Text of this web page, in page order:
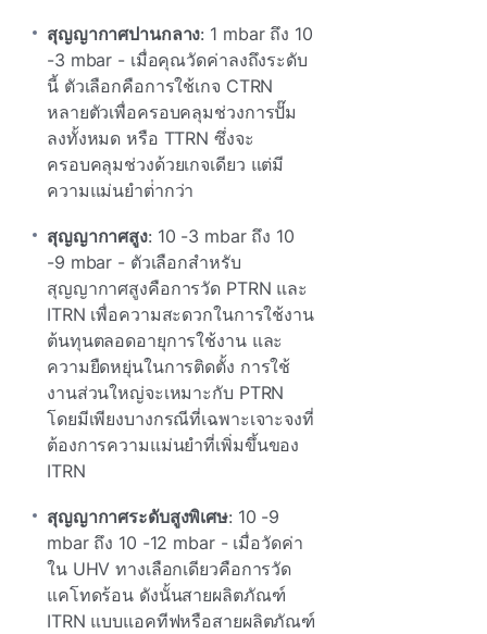
สุญญากาศปานกลาง: 1 mbar ถึง 10
-3 mbar - เมื่อคุณวัดค่าลงถึงระดับ
นี้ ตัวเลือกคือการใช้เกจ CTRN
หลายตัวเพื่อครอบคลุมช่วงการปั๊ม
ลงทั้งหมด หรือ TTRN ซึ่งจะ
ครอบคลุมช่วงด้วยเกจเดียว แต่มี
ความแม่นยําต่ํากว่า
สุญญากาศสูง: 10 -3 mbar ถึง 10
-9 mbar - ตัวเลือกสําหรับ
สุญญากาศสูงคือการวัด PTRN และ
ITRN เพื่อความสะดวกในการใช้งาน
ต้นทุนตลอดอายุการใช้งาน และ
ความยืดหยุ่นในการติดตั้ง การใช้
งานส่วนใหญ่จะเหมาะกับ PTRN
โดยมีเพียงบางกรณีที่เฉพาะเจาะจงที่
ต้องการความแม่นยําที่เพิ่มขึ้นของ
ITRN
สุญญากาศระดับสูงพิเศษ: 10 -9
mbar ถึง 10 -12 mbar - เมื่อวัดค่า
ใน UHV ทางเลือกเดียวคือการวัด
แคโทดร้อน ดังนั้นสายผลิตภัณฑ์
ITRN แบบแอคทีฟหรือสายผลิตภัณฑ์